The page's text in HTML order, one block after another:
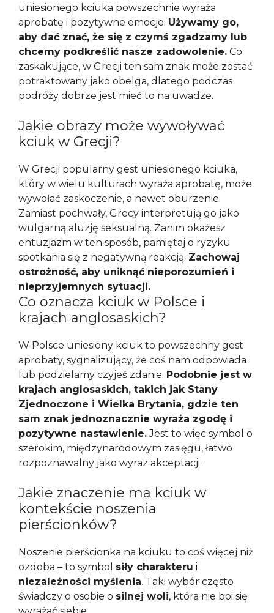
uniesionego kciuka powszechnie wyraża
aprobatę i pozytywne emocje. Używamy go,
aby dać znać, że się z czymś zgadzamy lub
chcemy podkreślić nasze zadowolenie. Co
zaskakujące, w Grecji ten sam znak może zostać
potraktowany jako obelga, dlatego podczas
podróży dobrze jest mieć to na uwadze.
Jakie obrazy może wywoływać
kciuk w Grecji?
W Grecji popularny gest uniesionego kciuka,
który w wielu kulturach wyraża aprobatę, może
wywołać zaskoczenie, a nawet oburzenie.
Zamiast pochwały, Grecy interpretują go jako
wulgarną aluzję seksualną. Zanim okażesz
entuzjazm w ten sposób, pamiętaj o ryzyku
spotkania się z negatywną reakcją. Zachowaj
ostrożność, aby uniknąć nieporozumień i
nieprzyjemnych sytuacji.
Co oznacza kciuk w Polsce i
krajach anglosaskich?
W Polsce uniesiony kciuk to powszechny gest
aprobaty, sygnalizujący, że coś nam odpowiada
lub podzielamy czyjeś zdanie. Podobnie jest w
krajach anglosaskich, takich jak Stany
Zjednoczone i Wielka Brytania, gdzie ten
sam znak jednoznacznie wyraża zgodę i
pozytywne nastawienie.Jest to więc symbol o
szerokim, międzynarodowym zasięgu, łatwo
rozpoznawalny jako wyraz akceptacji.
Jakie znaczenie ma kciuk w
kontekście noszenia
pierścionków?
Noszenie pierścionka na kciuku to coś więcej niż
ozdoba – to symbol siły charakteru i
niezależności myślenia. Taki wybór często
świadczy o osobie o silnej woli, która nie boi się